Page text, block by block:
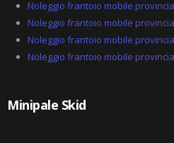
Noleggio frantoio mobile
Noleggio frantoio mobile
Noleggio frantoio mobile
Noleggio frantoio mobile
Minipale Skid